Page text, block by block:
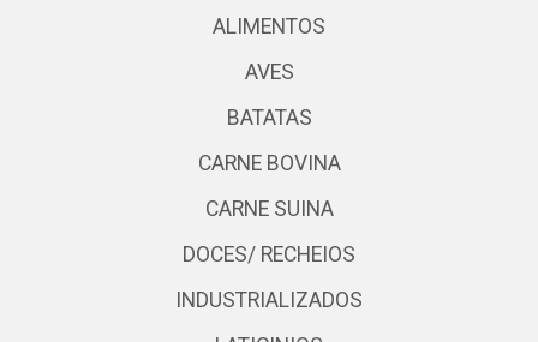
ALIMENTOS
AVES
BATATAS
CARNE BOVINA
CARNE SUINA
DOCES/ RECHEIOS
INDUSTRIALIZADOS